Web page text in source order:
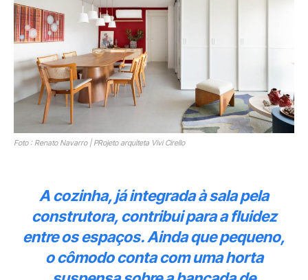
Foto : Renato Navarro | PRojeto arquiteta Vivi Cirello
A cozinha, já integrada à sala pela
construtora, contribui para a fluidez
entre os espaços. Ainda que pequeno,
o cômodo conta com uma horta